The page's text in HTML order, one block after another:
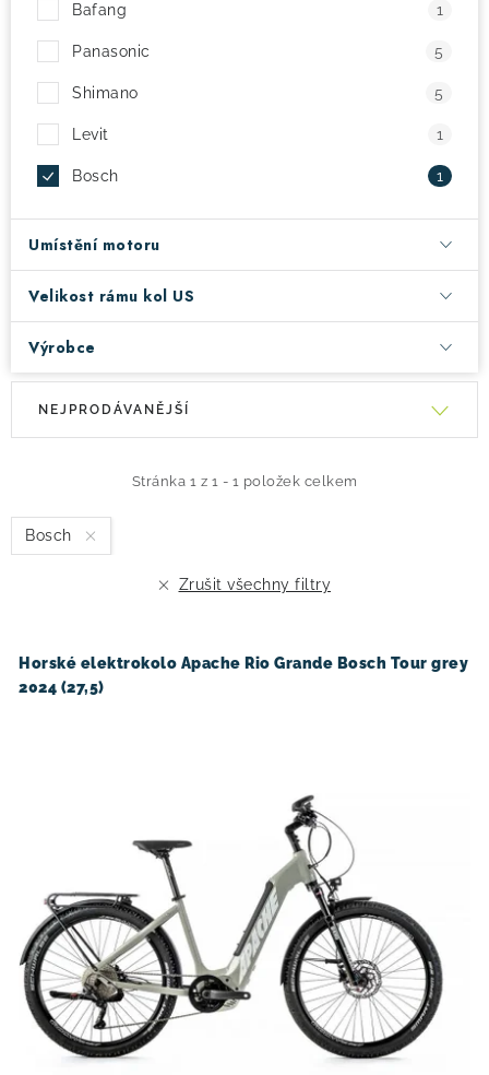
Bafang 1
Panasonic 5
Shimano 5
Levit 1
Bosch 1
Umístění motoru
Velikost rámu kol US
Výrobce
V
s
p
u
k
Stránka 1 z 1 - 1 položek celkem
Ř
n
í
d
u
NEJPRODÁVANĚJŠÍ
Bosch
Zrušit všechny filtry
Horské elektrokolo Apache Rio Grande Bosch Tour grey
2024 (27,5)